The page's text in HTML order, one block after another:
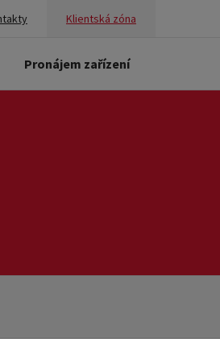
Klientská zóna
Pronájem zařízení